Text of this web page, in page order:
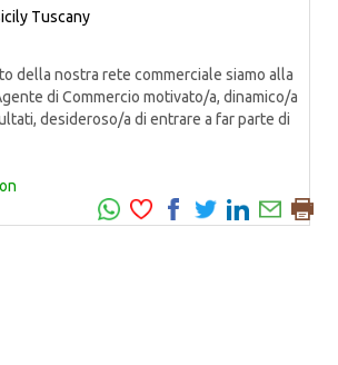
Tuscany
della nostra rete commerciale siamo alla
di Commercio motivato/a, dinamico/a
desideroso/a di entrare a far parte di